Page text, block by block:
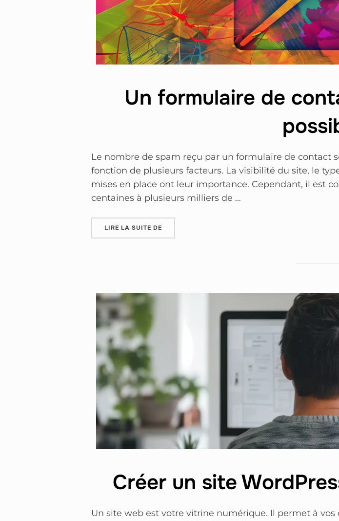
Un formulaire de
Le nombre de spam reçu par un formulaire de contact
fonction de plusieurs facteurs. La visibilité du site, le
mises en place ont leur importance. Cependant, il est
centaines à plusieurs milliers de …
LIRE LA SUITE DE
Créer un site
Un site web est votre vitrine numérique. Il permet à